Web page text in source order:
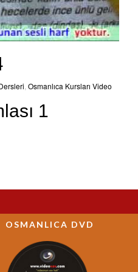
Osmanlıca Kursları Video
1
OSMANLICA DVD